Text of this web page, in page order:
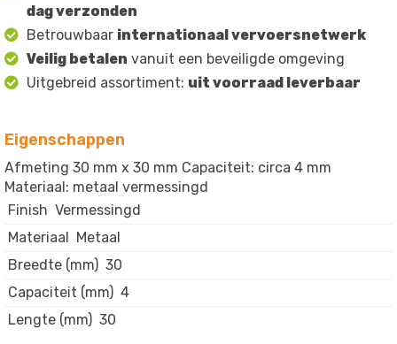
dag verzonden
Betrouwbaar internationaal vervoersnetwerk
Veilig betalen vanuit een beveiligde omgeving
Uitgebreid assortiment: uit voorraad leverbaar
Eigenschappen
Afmeting 30 mm x 30 mm Capaciteit: circa 4 mm
Materiaal: metaal vermessingd
Finish Vermessingd
Materiaal Metaal
Breedte (mm) 30
Capaciteit (mm) 4
Lengte (mm) 30